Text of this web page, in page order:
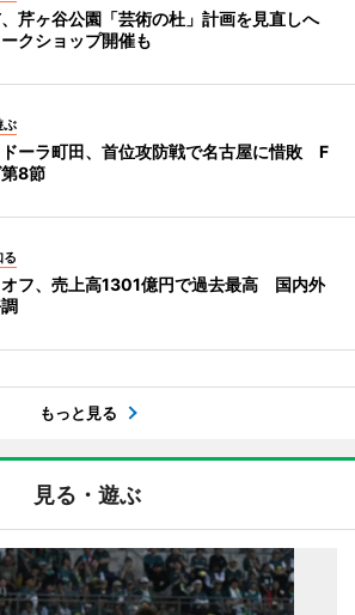
芹ヶ谷公園「芸術の杜」計画を見直しへ
クショップ開催も
ぶ
ーラ町田、首位攻防戦で名古屋に惜敗 F
8節
る
オフ、売上高1301億円で過去最高 国内外
もっと見る
見る・遊ぶ